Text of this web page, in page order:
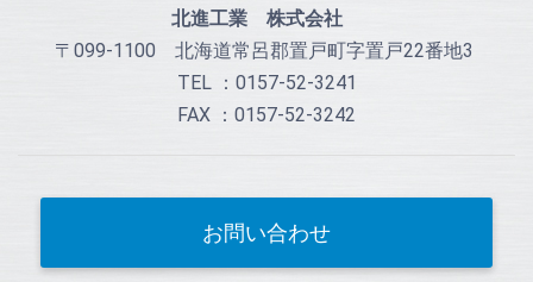
北進工業 株式会社
〒099-1100 北海道常呂郡置戸町字置戸22番地3
TEL ：0157-52-3241
FAX ：0157-52-3242
お問い合わせ